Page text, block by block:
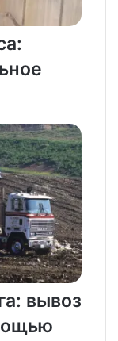
вывоз